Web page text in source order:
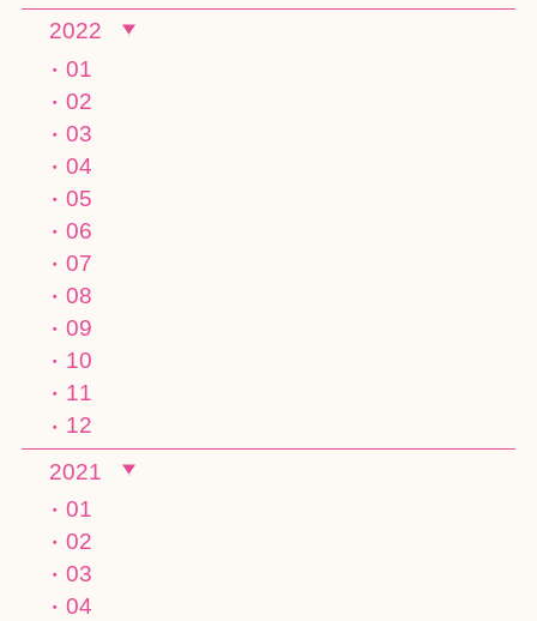
2022
01
02
03
04
05
06
07
08
09
10
11
12
2021
01
02
03
04